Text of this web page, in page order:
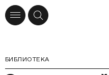
БИБЛИОТЕКА